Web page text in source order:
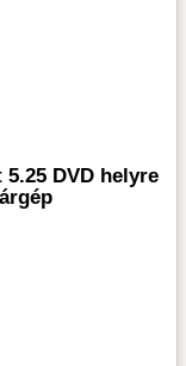
DVD helyre